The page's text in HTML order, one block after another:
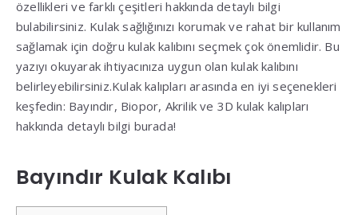
özellikleri ve farklı çeşitleri hakkında detaylı bilgi
bulabilirsiniz. Kulak sağlığınızı korumak ve rahat bir kullanım
sağlamak için doğru kulak kalıbını seçmek çok önemlidir. Bu
yazıyı okuyarak ihtiyacınıza uygun olan kulak kalıbını
belirleyebilirsiniz.Kulak kalıpları arasında en iyi seçenekleri
keşfedin: Bayındır, Biopor, Akrilik ve 3D kulak kalıpları
hakkında detaylı bilgi burada!
Bayındır Kulak Kalıbı